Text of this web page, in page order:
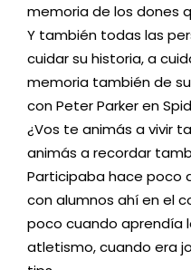
memoria de los dones
Y también todas las
cuidar su historia, a
memoria también de
con Peter Parker en
¿Vos te animás a vivir
animás a recordar
Participaba hace poco
con alumnos ahí en el
poco cuando aprendía
atletismo, cuando era